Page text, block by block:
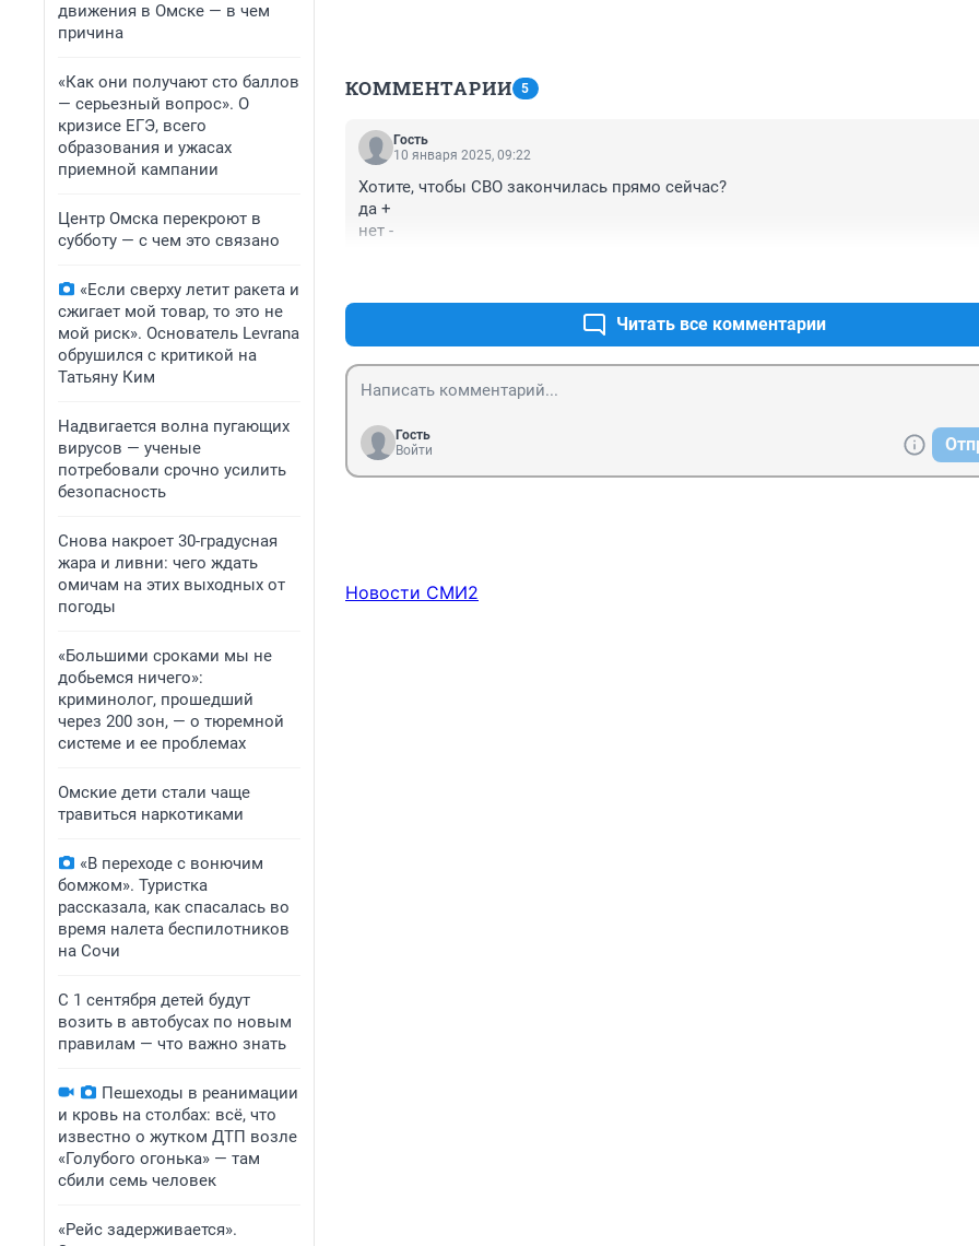
движения в Омске — в чем
причина
«Как они получают сто баллов
— серьезный вопрос». О
кризисе ЕГЭ, всего
образования и ужасах
приемной кампании
Центр Омска перекроют в
субботу — с чем это связано
«Если сверху летит ракета и
сжигает мой товар, то это не
мой риск». Основатель Levrana
обрушился с критикой на
Татьяну Ким
Надвигается волна пугающих
вирусов — ученые
потребовали срочно усилить
безопасность
Снова накроет 30-градусная
жара и ливни: чего ждать
омичам на этих выходных от
погоды
«Большими сроками мы не
добьемся ничего»:
криминолог, прошедший
через 200 зон, — о тюремной
системе и ее проблемах
Омские дети стали чаще
травиться наркотиками
«В переходе с вонючим
бомжом». Туристка
рассказала, как спасалась во
время налета беспилотников
на Сочи
С 1 сентября детей будут
возить в автобусах по новым
правилам — что важно знать
Пешеходы в реанимации
и кровь на столбах: всё, что
известно о жутком ДТП возле
«Голубого огонька» — там
сбили семь человек
«Рейс задерживается».
КОММЕНТАРИИ 5
Гость
10 января 2025, 09:22
Хотите, чтобы СВО закончилась прямо сейчас?
да +
нет -
Читать все комментарии
Гость
Войти
Новости СМИ2